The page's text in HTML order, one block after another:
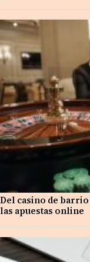
Del casino de
las apuestas online